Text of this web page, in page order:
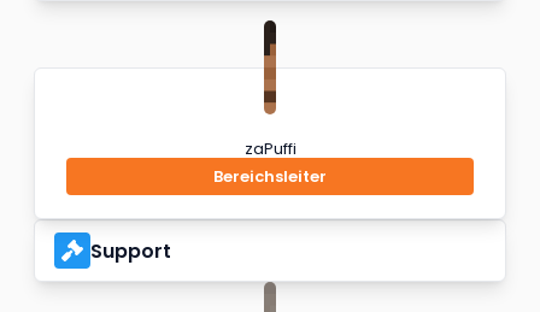
zaPuffi
Bereichsleiter
Support